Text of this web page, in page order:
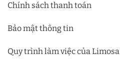
Chính sách thanh toán
Bảo mật thông tin
Quy trình làm việc của Limosa